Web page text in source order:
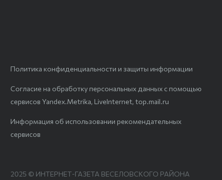
Политика конфиденциальности и защиты информации
Согласие на обработку персональных данных с помощью
сервисов Yandex.Metrika, LiveInternet, top.mail.ru
Информация об использовании рекомендательных
сервисов
2025 © ИНТЕРНЕТ-ГАЗЕТА ВЕСЕЛОВСКОГО РАЙОНА